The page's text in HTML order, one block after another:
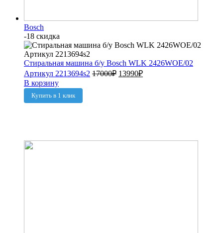
Bosch
-18 скидка
Стиральная машина б/у Bosch WLK 2426WOE/02
Артикул 2213694s2 17000₽ 13990₽
В корзину
Купить в 1 клик